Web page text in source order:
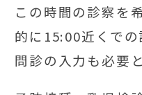
この時間の診察を
的に15:00近くで
問診の入力も必要